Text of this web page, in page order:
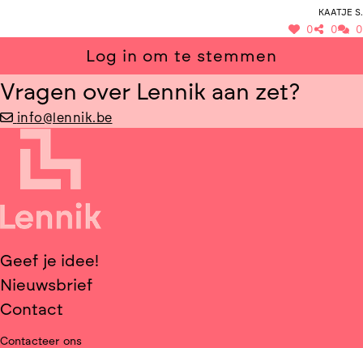
Kaatje S.
0 0 0
Log in om te stemmen
Vragen over Lennik aan zet?
info@lennik.be
Geef je idee!
Nieuwsbrief
Contact
Contacteer ons